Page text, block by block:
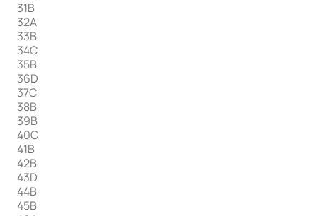
31B
32A
33B
34C
35B
36D
37C
38B
39B
40C
41B
42B
43D
44B
45B